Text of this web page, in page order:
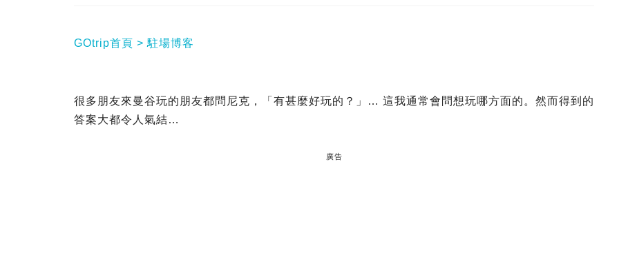
GOtrip首頁 駐場博客
很多朋友來曼谷玩的朋友都問尼克，「有甚麼好玩的？」… 這我通常會問想玩哪方面的。然而得到的
答案大都令人氣結…
廣告